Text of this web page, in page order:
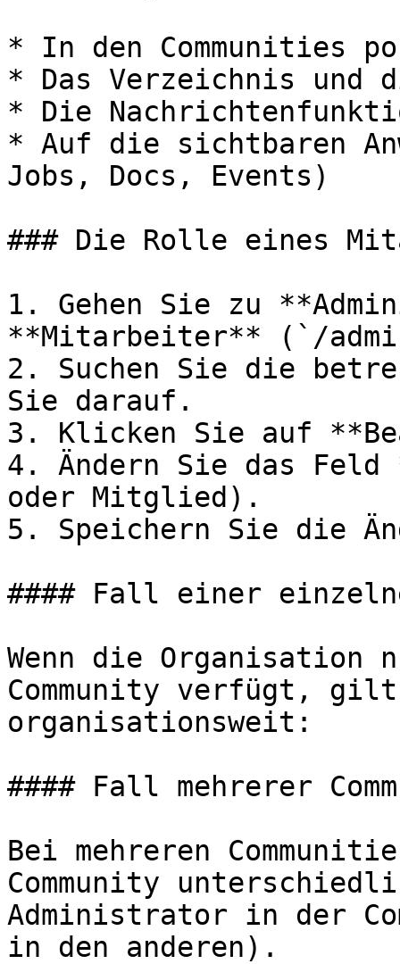
* In den Communities
* Das Verzeichnis und
* Die
* Auf die sichtbaren
Jobs, Docs, Events)
### Die Rolle eines
1. Gehen Sie zu
**Mitarbeiter** (`/
2. Suchen Sie die
Sie darauf.
3. Klicken Sie auf
4. Ändern Sie das
oder Mitglied).
5. Speichern Sie die
#### Fall einer
Wenn die Organisation
Community verfügt,
organisationsweit:
#### Fall mehrerer
Bei mehreren
Community
Administrator in der
in den anderen).